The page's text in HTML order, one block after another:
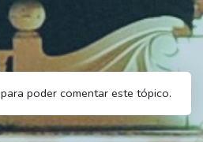
para poder comentar este tópico.